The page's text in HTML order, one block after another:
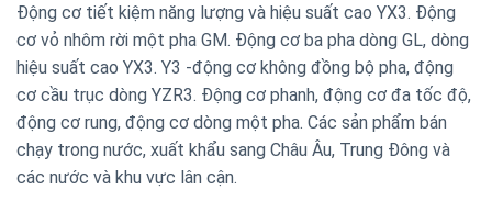
Động cơ tiết kiệm năng lượng và hiệu suất cao YX3. Động
cơ vỏ nhôm rời một pha GM. Động cơ ba pha dòng GL, dòng
hiệu suất cao YX3. Y3 -động cơ không đồng bộ pha, động
cơ cầu trục dòng YZR3. Động cơ phanh, động cơ đa tốc độ,
động cơ rung, động cơ dòng một pha. Các sản phẩm bán
chạy trong nước, xuất khẩu sang Châu Âu, Trung Đông và
các nước và khu vực lân cận.